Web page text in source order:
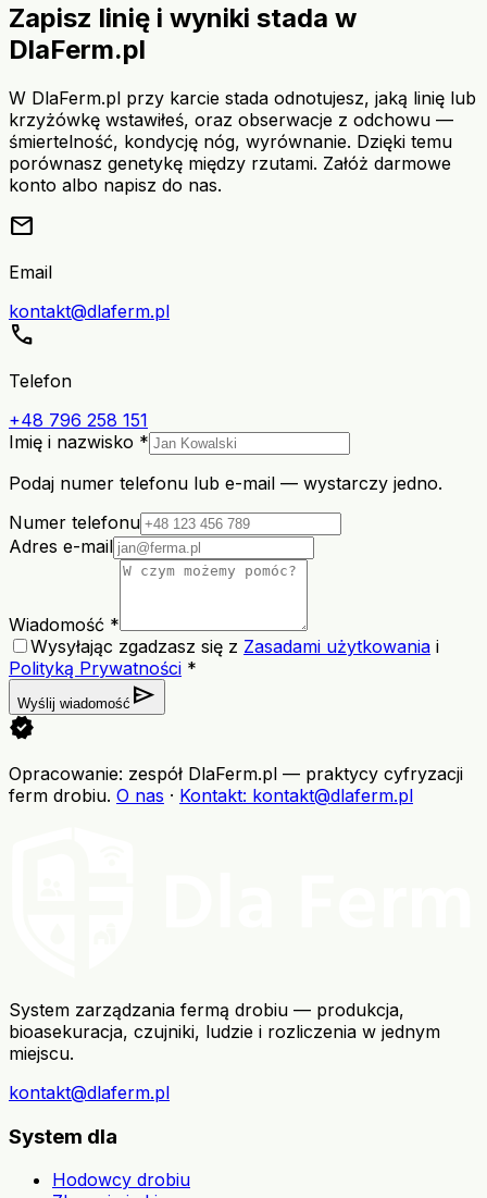
Zapisz linię i wyniki stada w
DlaFerm.pl
W DlaFerm.pl przy karcie stada odnotujesz, jaką linię lub
krzyżówkę wstawiłeś, oraz obserwacje z odchowu —
śmiertelność, kondycję nóg, wyrównanie. Dzięki temu
porównasz genetykę między rzutami. Załóż darmowe
konto albo napisz do nas.
mail
Email
kontakt@dlaferm.pl
call
Telefon
+48 796 258 151
Imię i nazwisko *
Podaj numer telefonu lub e-mail — wystarczy jedno.
Numer telefonu
Adres e-mail
Wiadomość *
Wysyłając zgadzasz się z Zasadami użytkowania i
Polityką Prywatności *
Wyślij wiadomość send
verified
Opracowanie: zespół DlaFerm.pl — praktycy cyfryzacji
ferm drobiu. O nas · Kontakt: kontakt@dlaferm.pl
System zarządzania fermą drobiu — produkcja,
bioasekuracja, czujniki, ludzie i rozliczenia w jednym
miejscu.
kontakt@dlaferm.pl
System dla
Hodowcy drobiu